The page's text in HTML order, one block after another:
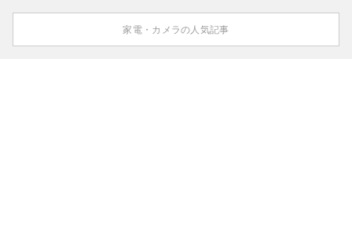
家電・カメラの人気記事